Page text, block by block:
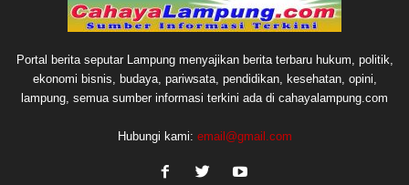
Portal berita seputar Lampung menyajikan berita terbaru hukum, politik,
ekonomi bisnis, budaya, pariwsata, pendidikan, kesehatan, opini,
lampung, semua sumber informasi terkini ada di cahayalampung.com
Hubungi kami: email@gmail.com